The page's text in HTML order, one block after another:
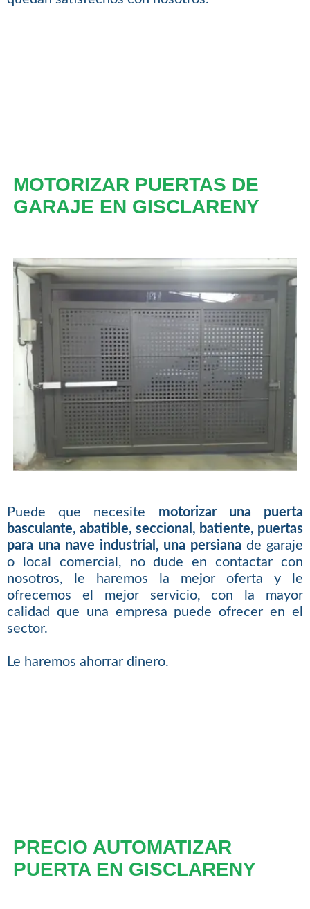
MOTORIZAR PUERTAS DE
GARAJE EN GISCLARENY
Puede que necesite motorizar una puerta
basculante, abatible, seccional, batiente, puertas
para una nave industrial, una persiana de garaje
o local comercial, no dude en contactar con
nosotros, le haremos la mejor oferta y le
ofrecemos el mejor servicio, con la mayor
calidad que una empresa puede ofrecer en el
sector.
Le haremos ahorrar dinero.
PRECIO AUTOMATIZAR
PUERTA EN GISCLARENY